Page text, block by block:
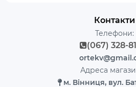
Контакти
Телефони:
(067) 328-
Адреса
м. Вінниця, вул.